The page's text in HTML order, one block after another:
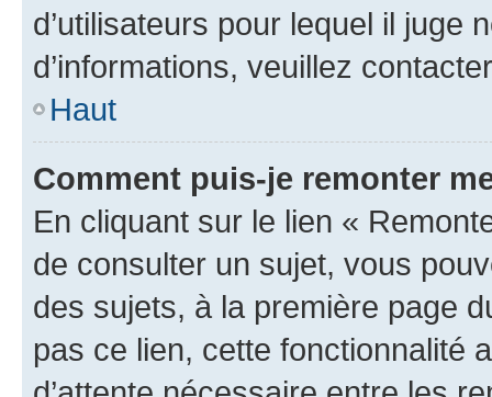
d’utilisateurs pour lequel il juge
d’informations, veuillez
Haut
Comment puis-je remonter
En cliquant sur le lien «
de consulter un sujet, vous
des sujets, à la première page
pas ce lien, cette fonctionnalité